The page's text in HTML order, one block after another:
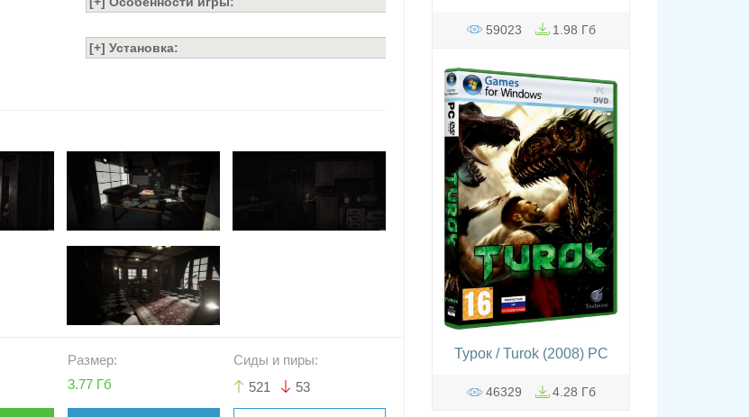
Размер:
3.77 Гб
Сиды и пиры:
521
53
59023 1.98 Гб
Турок / Turok (2008) PC
46329 4.28 Гб